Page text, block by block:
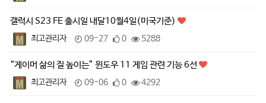
갤럭시 S23 FE 출시일 내달10월4일(미국기준)
최고관리자 09-27 0 5288
“게이머 삶의 질 높이는” 윈도우 11 게임 관련 기능 6선
최고관리자 09-06 0 4292